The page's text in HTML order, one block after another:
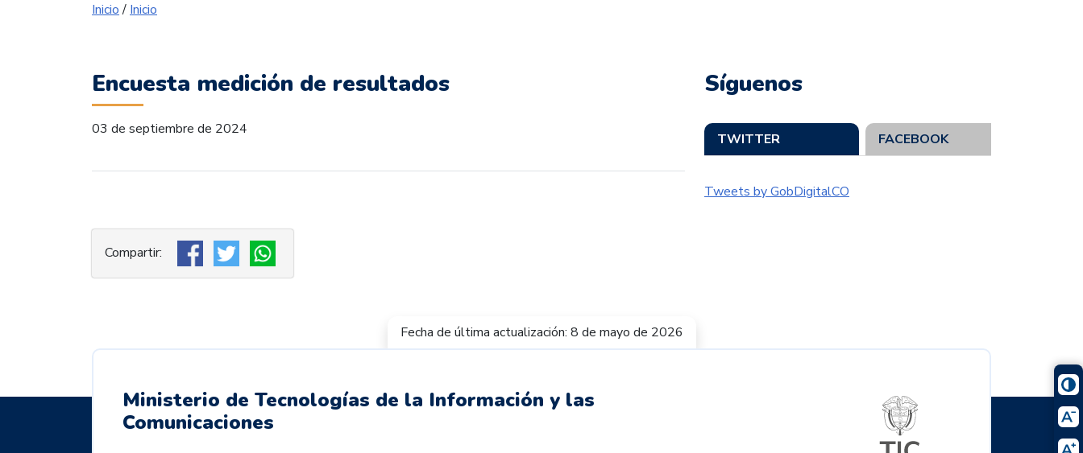
Inicio/Inicio
Encuesta medición de resultados
03 de septiembre de 2024
Síguenos
TWITTER FACEBOOK
Tweets by GobDigitalCO
Fecha de última actualización: 8 de mayo de 2026
Ministerio de Tecnologías de la Información y las
Comunicaciones